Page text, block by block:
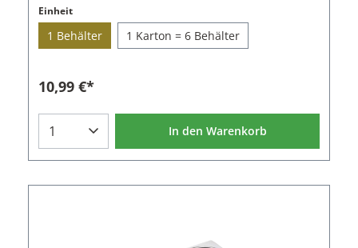
eine solide und kostengünstige Lösung für den
täglichen Einsatz in Gastronomie, Catering und
Gemeinschaftsverpflegung.Mit einer Materialstärke
von 0,5 mm sind die Behälter leicht und gleichzeitig
stapelbar, spülmaschinenfest und lassen sich
platzsparend lagern. Für jede Größe ist ein
passender Deckel erhältlich. Die Ausführung ohne
Lochung eignet sich optimal für die Lagerung,
Vorbereitung, Ausgabe oder Kühlung von
Speisen.Mit einer Höhe von 15 cm bietet dieser
besonders für größere Mengen an Beilagen, Saucen
ist einzeln und als Karton mit 6 Stück
Einheit
1 Behälter 1 Karton = 6 Behälter
10,99 €*
In den Warenkorb